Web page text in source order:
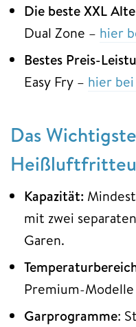
Die beste XXL
Dual Zone – hier
Bestes Preis-
Easy Fry – hier
Das
Kapazität:
mit zwei
Garen.
Premium-
Garprogramme: